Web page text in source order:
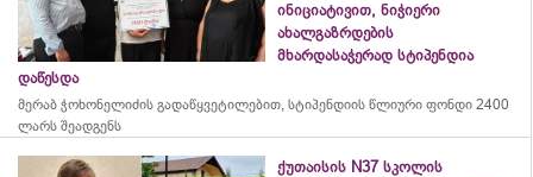
ინიციატივით, ნიჭიერი
ახალგაზრდების
მხარდასაჭერად სტიპენდია
დაწესდა
მერაბ ჭოხონელიძის გადაწყვეტილებით, სტიპენდიის წლიური ფონდი 2400
ლარს შეადგენს
ქუთაისის N37 სკოლის